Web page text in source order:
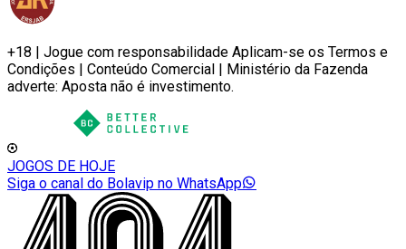
+18 | Jogue com responsabilidade Aplicam-se os Termos e
Condições | Conteúdo Comercial | Ministério da Fazenda
adverte: Aposta não é investimento.
JOGOS DE HOJE
Siga o canal do Bolavip no WhatsApp